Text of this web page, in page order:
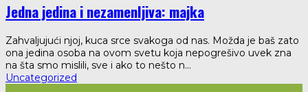
Jedna jedina i nezamenljiva: majka
Zahvaljujući njoj, kuca srce svakoga od nas. Možda je baš zato
ona jedina osoba na ovom svetu koja nepogrešivo uvek zna
na šta smo mislili, sve i ako to nešto n...
Uncategorized